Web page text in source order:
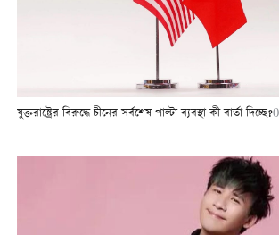
যুক্তরাষ্ট্রের বিরুদ্ধে চীনের সর্বশেষ পাল্টা ব্যবস্থা কী বার্তা দিচ্ছে?